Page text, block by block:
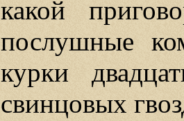
какой
послушные
курки
свинцовых